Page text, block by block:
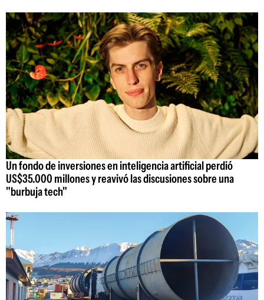
Un fondo de inversiones en inteligencia artificial perdió
US$35.000 millones y reavivó las discusiones sobre una
"burbuja tech"